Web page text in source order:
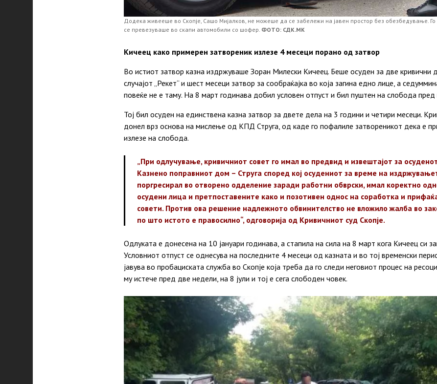
Додека живееше во Скопје, Сашо Мијалков, не можеше да се забележи на јавен простор без обезбедување. Го
се превезуваше во скапи автомобили со шофер. ФОТО: СДК.МК
Кичеец како примерен затвореник излезе 4 месеци порано од затвор
Во истиот затвор казна издржуваше Зоран Милески Кичеец. Беше осуден за две кривични
случајот „Рекет“ и шест месеци затвор за сообраќајка во која загина едно лице, а
повеќе не е таму. На 8 март годинава добил условен отпуст и бил пуштен на слобода пред
Тој бил осуден на единствена казна затвор за двете дела на 3 години и четири месеци.
донел врз основа на мислење од КПД Струга, од каде го пофалиле затвореникот дека е
излезе на слобода.
„При одлучување, кривичниот совет го имал во предвид и извештајот за
Казнено поправниот дом – Струга според кој осудениот за време на
поргресирал во отворено одделение заради работни обврски, имал коректно
осудени лица и претпоставените како и позотивен однос на соработка и
совети. Против ова решение надлежното обвинителство не вложило жалба во
по што истото е правосилно“, одговорија од Кривичниот суд Скопје.
Одлуката е донесена на 10 јануари годинава, а стапила на сила на 8 март кога Кичеец си
Условниот отпуст се однесува на последните 4 месеци од казната и во тој временски
јавува во пробациската служба во Скопје која треба да го следи неговиот процес на
му истече пред две недели, на 8 јули и тој е сега слободен човек.